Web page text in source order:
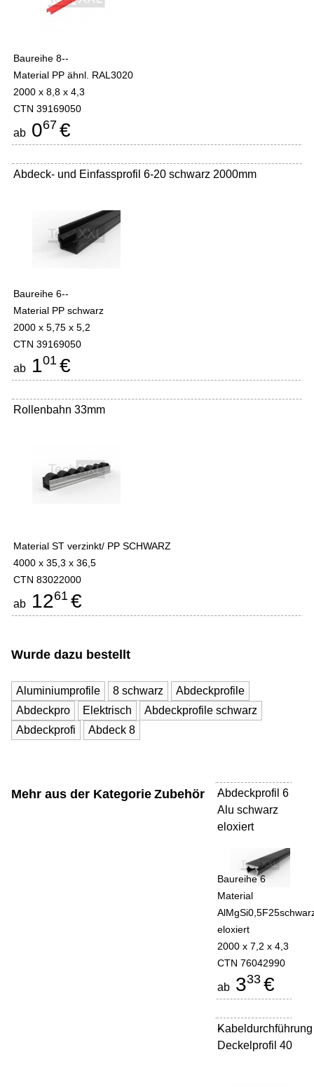
Baureihe 8--
Material PP ähnl. RAL3020
2000 x 8,8 x 4,3
CTN 39169050
ab 067 €
Abdeck- und Einfassprofil 6-20 schwarz 2000mm
Baureihe 6--
Material PP schwarz
2000 x 5,75 x 5,2
CTN 39169050
ab 101 €
Rollenbahn 33mm
Material ST verzinkt/ PP SCHWARZ
4000 x 35,3 x 36,5
CTN 83022000
ab 1261 €
Wurde dazu bestellt
Aluminiumprofile 8 schwarz
Abdeckprofile
Abdeckpro
Elektrisch
Abdeckprofile schwarz
Abdeckprofi
Abdeck 8
Mehr aus der Kategorie Zubehör
Abdeckprofil 6
Alu schwarz
eloxiert
-
Baureihe 6
Material
eloxiert
2000 x 7,2 x 4,3
CTN 76042990
ab 333 €
Kabeldurchführung
Deckelprofil 40
-